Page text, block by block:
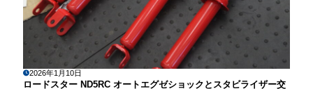
2026年1月10日
ロードスター ND5RC オートエグゼショックとスタビライザー交